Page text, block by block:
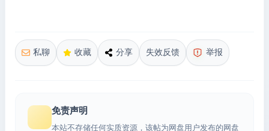
私聊 收藏 分享 失效反馈 举报
免责声明
本站不存储任何实质资源，该帖为网盘用户发布的网盘